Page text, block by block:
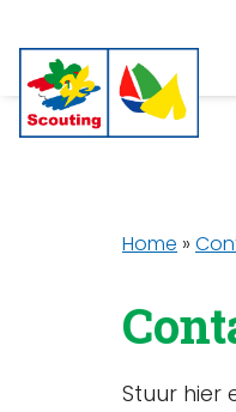
Home »
Stuur hier